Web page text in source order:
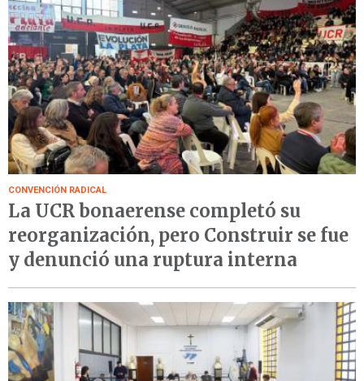
CONVENCIÓN RADICAL
La UCR bonaerense completó su
reorganización, pero Construir se fue
y denunció una ruptura interna